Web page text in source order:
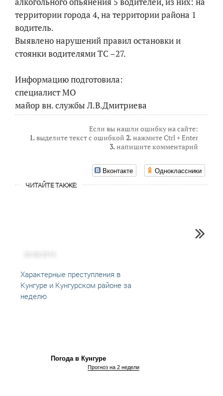
территории города 4, на территории района 1
водитель.
Выявлено нарушений правил остановки и
стоянки водителями ТС –27.
Информацию подготовила:
специалист МО
майор вн. службы Л.В.Дмитриева
Если вы нашли ошибку на сайте:
1.выделите текст с ошибкой 2.нажмите Ctrl + Enter
3.напишите комментарий
Вконтакте Одноклассники
ЧИТАЙТЕ ТАКЖЕ:
03.08.2016
Характерные преступления в
Кунгуре и Кунгурском районе за
неделю
Погода в Кунгуре
Прогноз на 2 недели